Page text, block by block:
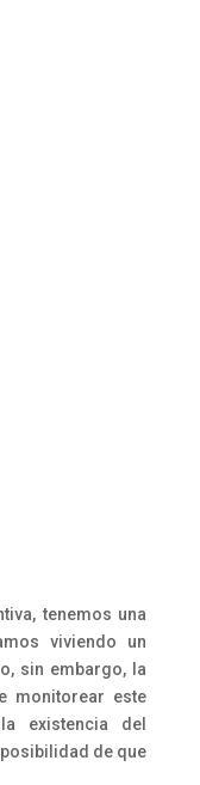
tenemos una
viviendo un
sin embargo, la
monitorear este
existencia del
de que